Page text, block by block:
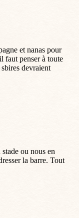
et nanas pour
faut penser à toute
devraient
ou nous en
la barre. Tout